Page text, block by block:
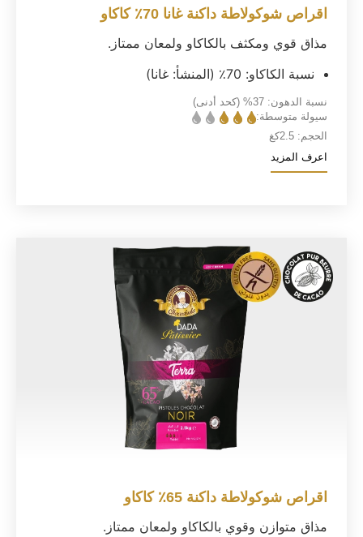
اقراص شوكولاطة داكنة غانا 70٪ كاكاو
مذاق قوي ومكثف بالكاكاو ولمعان ممتاز.
نسبة الكاكاو: 70٪ (المنشأ: غانا)
نسبة الدهون: 37%
(كحد أدنى)
سيولة متوسطة:
الحجم: 2.5كغ
اعرف المزيد
اقراص شوكولاطة داكنة 65٪ كاكاو
مذاق متوازن وقوي بالكاكاو ولمعان ممتاز.